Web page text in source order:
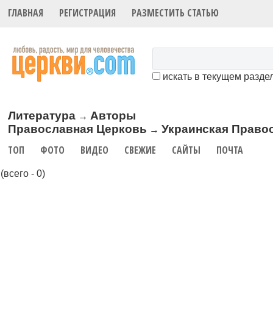
ГЛАВНАЯ РЕГИСТРАЦИЯ РАЗМЕСТИТЬ СТАТЬЮ
искать в текущем
Литература → Авторы
Православная Церковь → Украинская
ТОП ФОТО ВИДЕО СВЕЖИЕ САЙТЫ ПОЧТА
(всего - 0)